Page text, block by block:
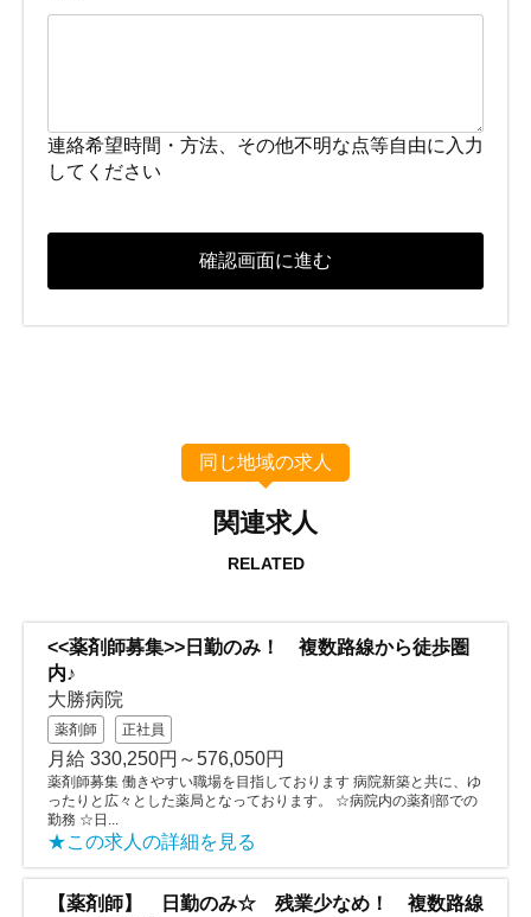
連絡希望時間・方法、その他不明な点等自由に入力
してください
同じ地域の求人
関連求人
RELATED
<<薬剤師募集>>日勤のみ！ 複数路線から徒歩圏
内♪
大勝病院
薬剤師 正社員
月給 330,250円～576,050円
薬剤師募集 働きやすい職場を目指しております 病院新築と共に、ゆ
ったりと広々とした薬局となっております。 ☆病院内の薬剤部での
勤務 ☆日...
★この求人の詳細を見る
【薬剤師】 日勤のみ☆ 残業少なめ！ 複数路線